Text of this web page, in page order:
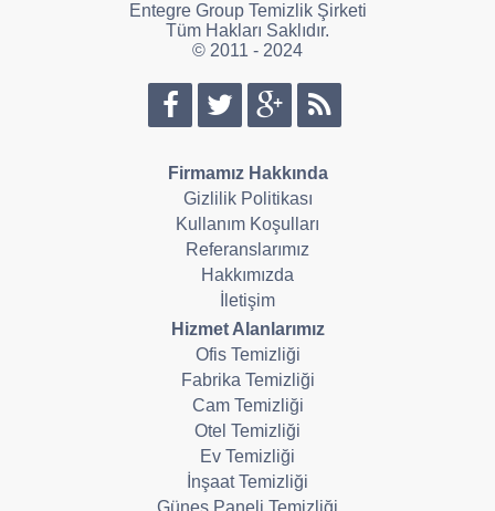
Entegre Group Temizlik Şirketi
Tüm Hakları Saklıdır.
© 2011 - 2024
Firmamız Hakkında
Gizlilik Politikası
Kullanım Koşulları
Referanslarımız
Hakkımızda
İletişim
Hizmet Alanlarımız
Ofis Temizliği
Fabrika Temizliği
Cam Temizliği
Otel Temizliği
Ev Temizliği
İnşaat Temizliği